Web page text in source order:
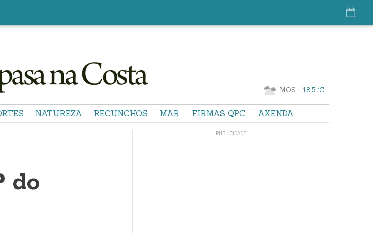
MOS 18.5 °C
NATUREZA RECUNCHOS MAR FIRMAS QPC AXENDA
do